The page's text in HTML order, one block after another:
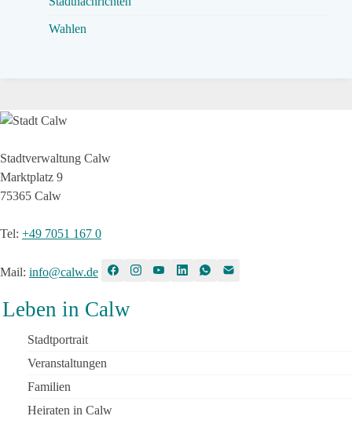
Wahlen
Stadtverwaltung Calw
Marktplatz 9
75365 Calw
Tel: +49 7051 167 0
Mail: info@calw.de
Leben in Calw
Stadtportrait
Veranstaltungen
Familien
Heiraten in Calw